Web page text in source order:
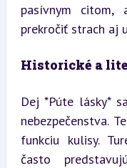
pasívnym
prekročiť strach aj
Historické a
Dej *Púte lásky*
nebezpečenstva.
funkciu kulisy.
často